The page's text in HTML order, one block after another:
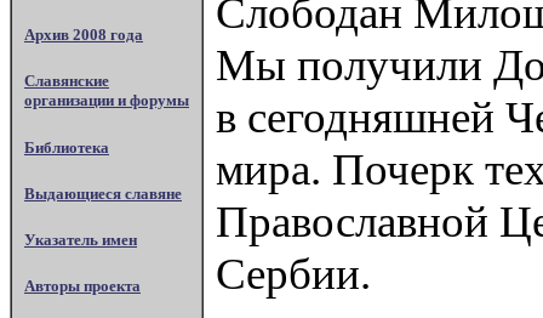
Архив 2008 года
Славянские
организации и форумы
Библиотека
Выдающиеся славяне
Указатель имен
Авторы проекта
Слободан
Мы получили
в сегодняшней
мира. Почерк
Православной
Сербии.